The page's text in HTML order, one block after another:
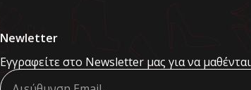
Newletter
Εγγραφείτε στο Newsletter μας για να